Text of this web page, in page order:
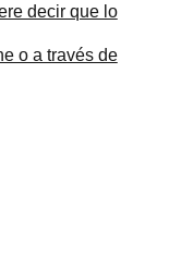
decir que lo
o a través de